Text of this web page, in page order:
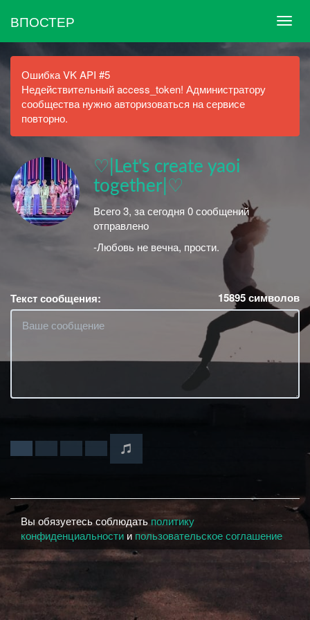
ВПОСТЕР
Ошибка VK API #5
Недействительный access_token! Администратору
сообщества нужно авторизоваться на сервисе
повторно.
♡|Let's create yaoi
together|♡
Всего 3, за сегодня 0 сообщений
отправлено
-Любовь не вечна, прости.
Текст сообщения: 15895символов
Вы обязуетесь соблюдатьполитику
конфиденциальности и пользовательское соглашение